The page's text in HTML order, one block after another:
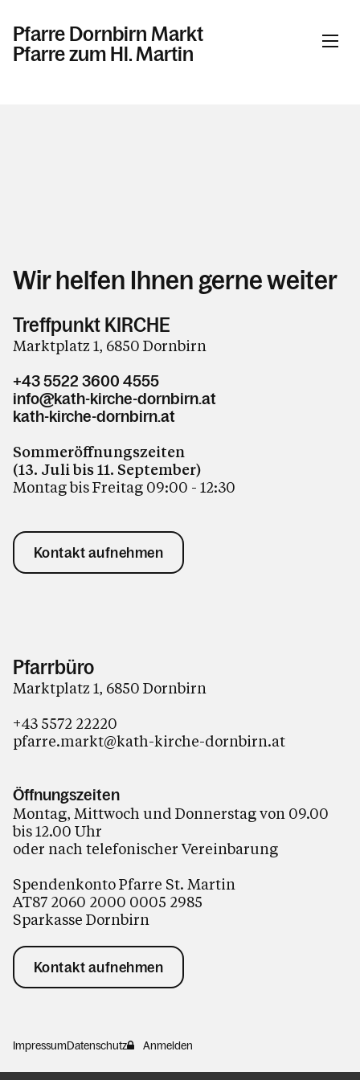
Pfarre Dornbirn Markt
Pfarre zum Hl. Martin
Kinder / Jugend / Familie
Kirche / Kapellen
Kirchenmusik
Die Orgeln von St. Martin
Carl Lampert
Kalender
Kontakt
Wir helfen Ihnen gerne weiter
Treffpunkt KIRCHE
Marktplatz 1, 6850 Dornbirn
+43 5522 3600 4555
info@kath-kirche-dornbirn.at
kath-kirche-dornbirn.at
Sommeröffnungszeiten
(13. Juli bis 11. September)
Montag bis Freitag 09:00 - 12:30
Kontakt aufnehmen
Pfarrbüro
Marktplatz 1, 6850 Dornbirn
+43 5572 22220
pfarre.markt@kath-kirche-dornbirn.at
Öffnungszeiten
Montag, Mittwoch und Donnerstag von 09.00
bis 12.00 Uhr
oder nach telefonischer Vereinbarung
Spendenkonto Pfarre St. Martin
AT87 2060 2000 0005 2985
Sparkasse Dornbirn
Kontakt aufnehmen
ImpressumDatenschutz Anmelden